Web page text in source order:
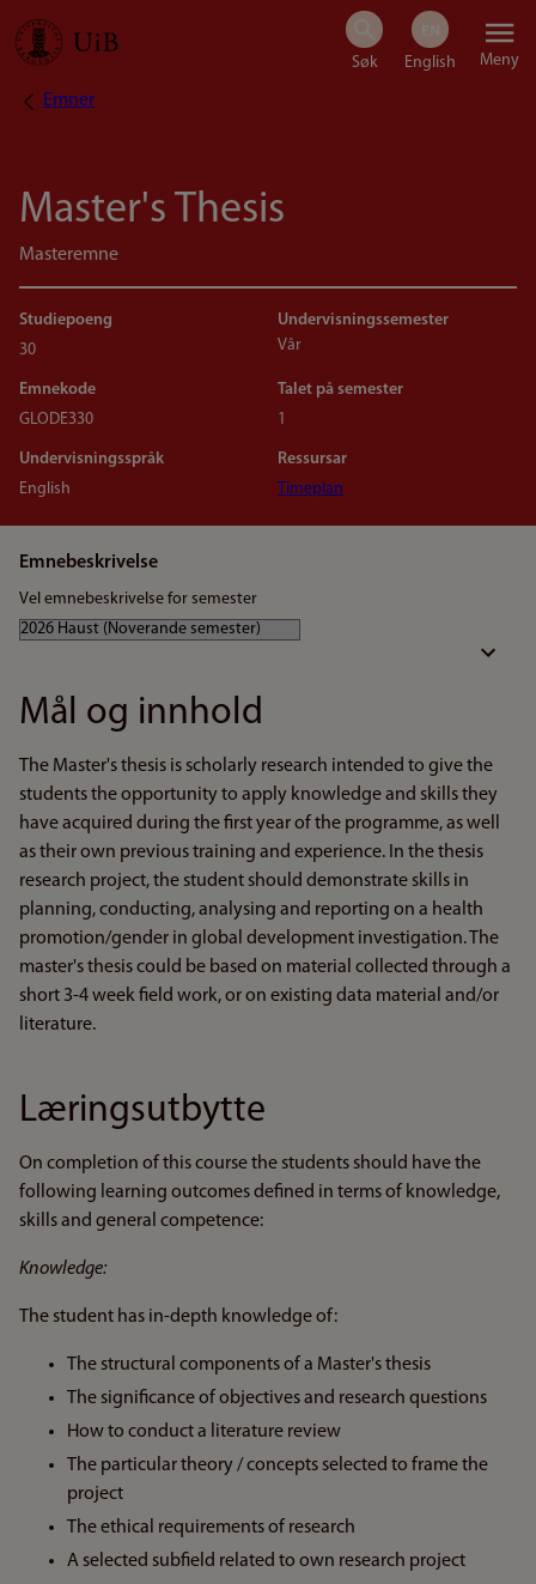
Hopp
Meny
Navigasjonssti
Emner
Master's Thesis
Masteremne
Studiepoeng
30
Undervisningssemester
Vår
Emnekode
GLODE330
Talet på semester
1
Undervisningsspråk
English
Ressursar
Timeplan
Emnebeskrivelse
Vel emnebeskrivelse for semester
Mål og innhold
The Master's thesis is scholarly research intended to give the
students the opportunity to apply knowledge and skills they
have acquired during the first year of the programme, as well
as their own previous training and experience. In the thesis
research project, the student should demonstrate skills in
planning, conducting, analysing and reporting on a health
promotion/gender in global development investigation. The
master's thesis could be based on material collected through a
short 3-4 week field work, or on existing data material and/or
literature.
Læringsutbytte
On completion of this course the students should have the
following learning outcomes defined in terms of knowledge,
skills and general competence:
Knowledge:
The student has in-depth knowledge of:
The structural components of a Master's thesis
The significance of objectives and research questions
How to conduct a literature review
The particular theory / concepts selected to frame the
project
The ethical requirements of research
A selected subfield related to own research project